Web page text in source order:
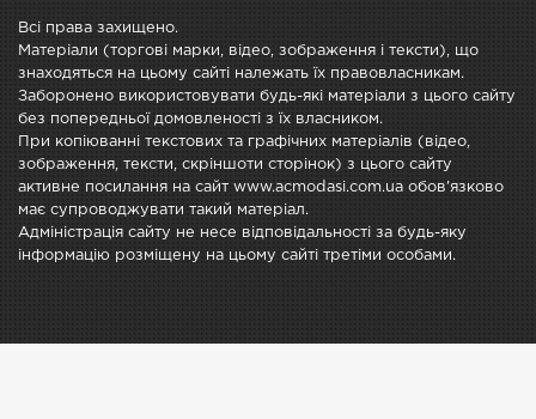
Всі права захищено.
Матеріали (торгові марки, відео, зображення і тексти), що
знаходяться на цьому сайті належать їх правовласникам.
Заборонено використовувати будь-які матеріали з цього сайту
без попередньої домовленості з їх власником.
При копіюванні текстових та графічних матеріалів (відео,
зображення, тексти, скріншоти сторінок) з цього сайту
активне посилання на сайт www.acmodasi.com.ua обов'язково
має супроводжувати такий матеріал.
Адміністрація сайту не несе відповідальності за будь-яку
інформацію розміщену на цьому сайті третіми особами.